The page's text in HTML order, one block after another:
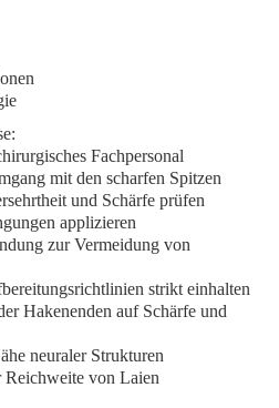
Fachpersonal
mit den scharfen Spitzen
und Schärfe prüfen
applizieren
zur Vermeidung von
strikt einhalten
Hakenenden auf Schärfe und
neuraler Strukturen
Reichweite von Laien